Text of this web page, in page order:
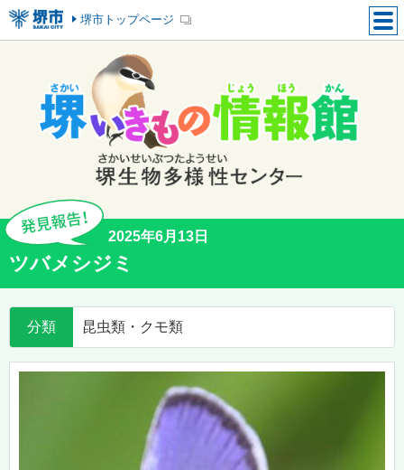
堺市トップページ
2025年6月13日
ツバメシジミ
分類 昆虫類・クモ類